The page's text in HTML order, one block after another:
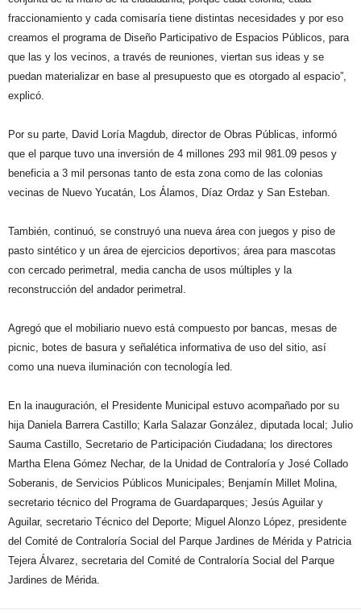
fraccionamiento y cada comisaría tiene distintas necesidades y por eso
creamos el programa de Diseño Participativo de Espacios Públicos, para
que las y los vecinos, a través de reuniones, viertan sus ideas y se
puedan materializar en base al presupuesto que es otorgado al espacio”,
explicó.
Por su parte, David Loría Magdub, director de Obras Públicas, informó
que el parque tuvo una inversión de 4 millones 293 mil 981.09 pesos y
beneficia a 3 mil personas tanto de esta zona como de las colonias
vecinas de Nuevo Yucatán, Los Álamos, Díaz Ordaz y San Esteban.
También, continuó, se construyó una nueva área con juegos y piso de
pasto sintético y un área de ejercicios deportivos; área para mascotas
con cercado perimetral, media cancha de usos múltiples y la
reconstrucción del andador perimetral.
Agregó que el mobiliario nuevo está compuesto por bancas, mesas de
picnic, botes de basura y señalética informativa de uso del sitio, así
como una nueva iluminación con tecnología led.
En la inauguración, el Presidente Municipal estuvo acompañado por su
hija Daniela Barrera Castillo; Karla Salazar González, diputada local; Julio
Sauma Castillo, Secretario de Participación Ciudadana; los directores
Martha Elena Gómez Nechar, de la Unidad de Contraloría y José Collado
Soberanis, de Servicios Públicos Municipales; Benjamín Millet Molina,
secretario técnico del Programa de Guardaparques; Jesús Aguilar y
Aguilar, secretario Técnico del Deporte; Miguel Alonzo López, presidente
del Comité de Contraloría Social del Parque Jardines de Mérida y Patricia
Tejera Álvarez, secretaria del Comité de Contraloría Social del Parque
Jardines de Mérida.